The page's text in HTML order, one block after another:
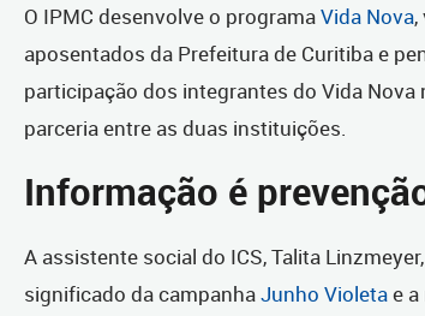
O IPMC desenvolve o programaVida Nova
aposentados da Prefeitura de Curitiba e
participação dos integrantes do Vida Nova
parceria entre as duas instituições.
Informação é
A assistente social do ICS, Talita
significado da campanhaJunho Violetae